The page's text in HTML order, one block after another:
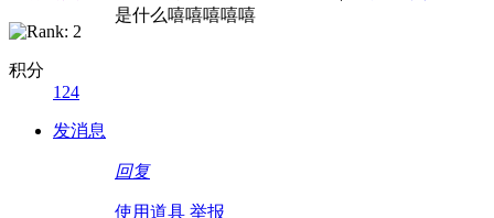
积分
124
发消息
是什么嘻嘻嘻嘻嘻
回复
使用道具 举报